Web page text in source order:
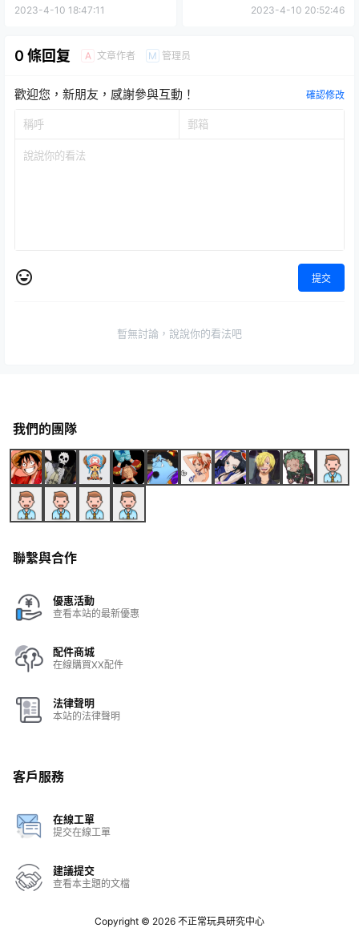
再現池松壯亮臉孔！
2023-4-10 18:47:11
說守護神預計 04 月發售！
2023-4-10 20:52:46
0 條回复 A 文章作者 M 管理员
歡迎您，新朋友，感謝參與互動！ 確認修改
提交
暫無討論，說說你的看法吧
我們的團隊
聯繫與合作
優惠活動
查看本站的最新優惠
配件商城
在線購買XX配件
法律聲明
本站的法律聲明
客戶服務
在線工單
提交在線工單
建議提交
查看本主題的文檔
Copyright © 2026 不正常玩具研究中心